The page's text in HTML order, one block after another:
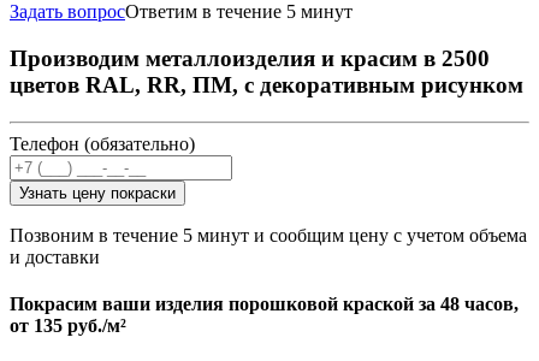
Задать вопросОтветим в течение 5 минут
Производим металлоизделия и красим в 2500
цветов RAL, RR, ПМ, с декоративным рисунком
Телефон (обязательно)
Узнать цену покраски
Позвоним в течение 5 минут и сообщим цену с учетом объема
и доставки
Покрасим ваши изделия порошковой краской за 48 часов,
от 135 руб./м²